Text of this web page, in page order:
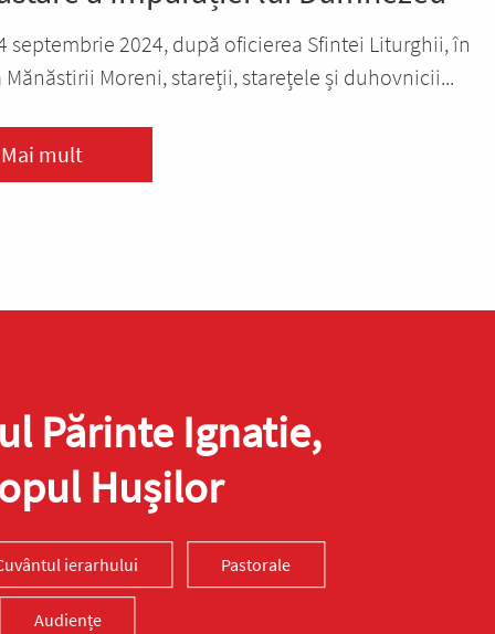
septembrie 2024, după oficierea Sfintei Liturghii, în
Mănăstirii Moreni, stareții, starețele și duhovnicii...
Mai mult
Părinte Ignatie,
Hușilor
ierarhului Pastorale
Audiențe